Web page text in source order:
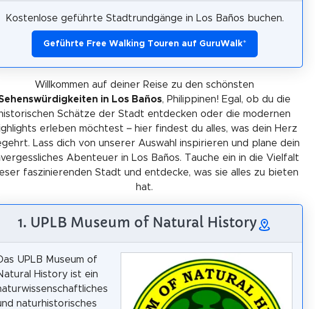
Kostenlose geführte Stadtrundgänge in Los Baños buchen.
Geführte Free Walking Touren auf GuruWalk*
Willkommen auf deiner Reise zu den schönsten
in Los Baños, Philippinen! Egal, ob du die
historischen Schätze der Stadt entdecken oder die modernen
erleben möchtest – hier findest du alles, was dein Herz
Lass dich von unserer Auswahl inspirieren und plane dein
Abenteuer in Los Baños. Tauche ein in die Vielfalt
faszinierenden Stadt und entdecke, was sie alles zu bieten
hat.
1. UPLB Museum of Natural History
UPLB Museum of
History ist ein
naturhistorisches